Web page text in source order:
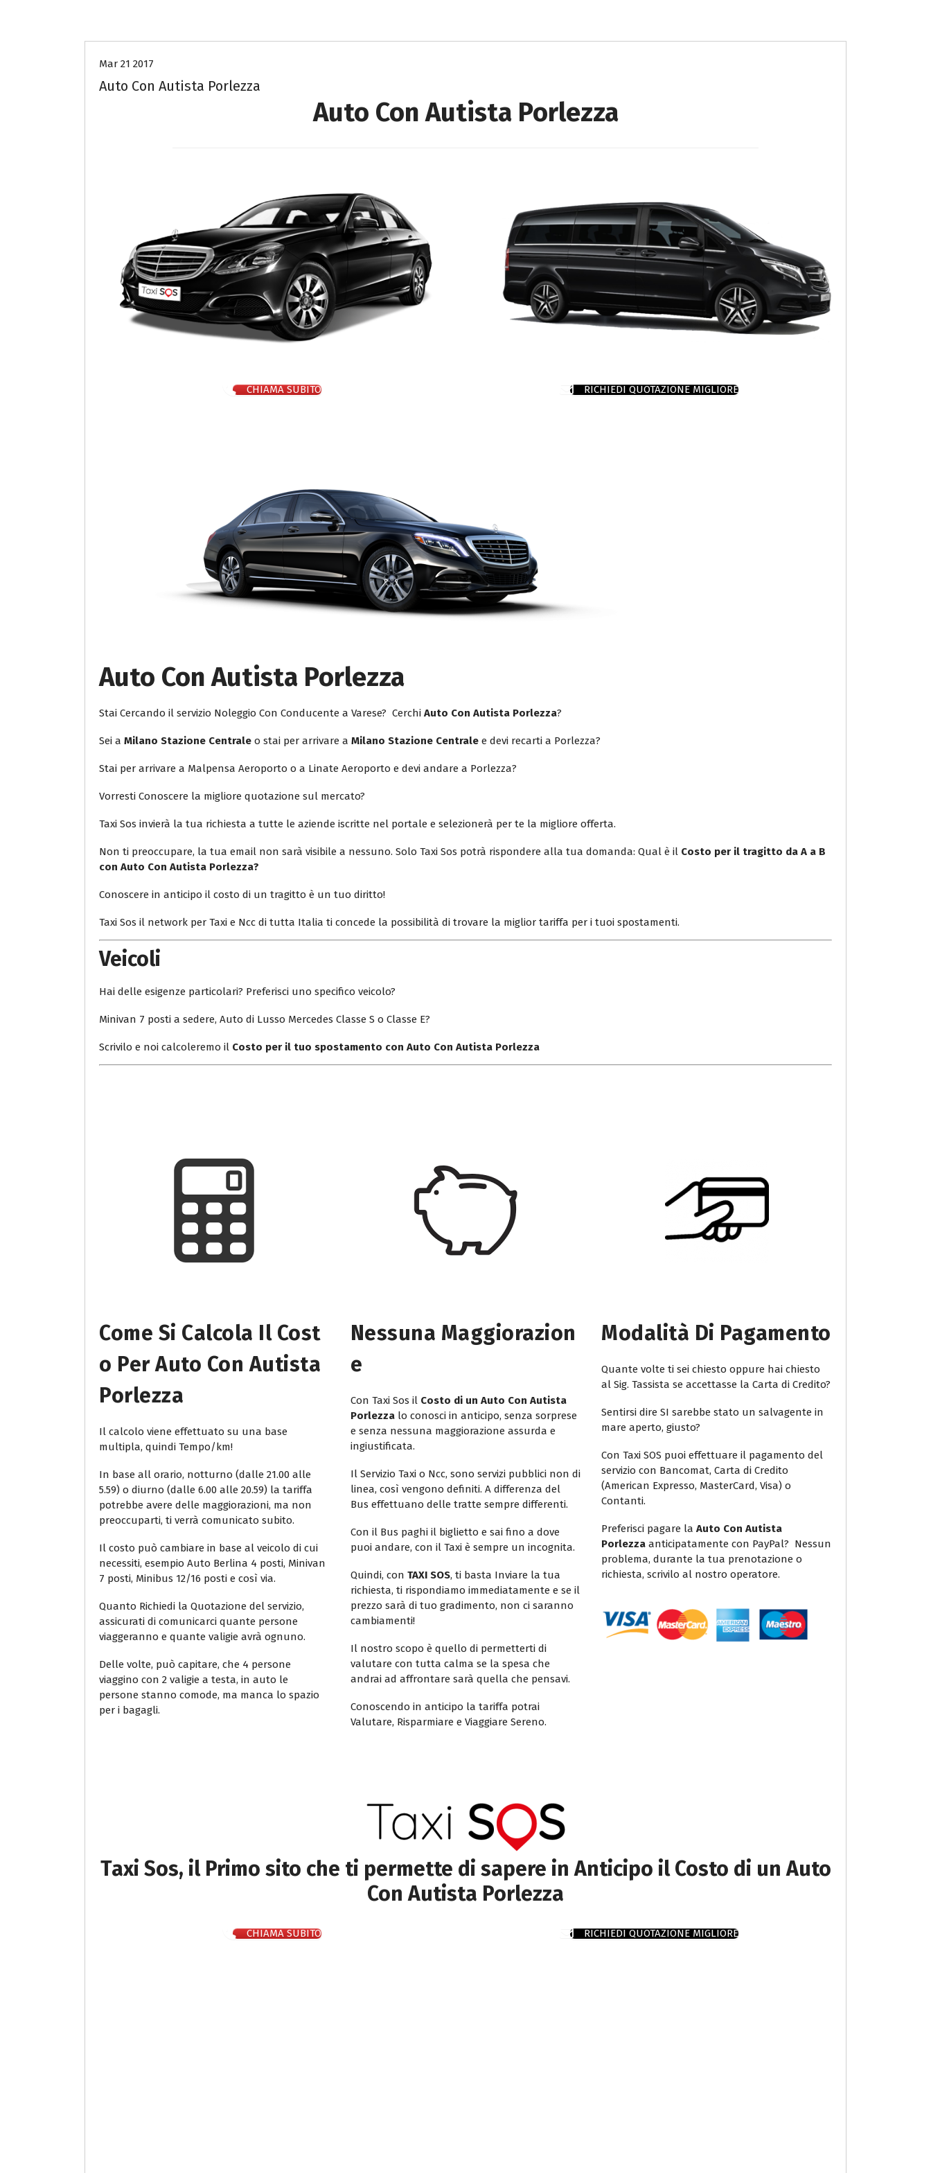
Mar 21 2017
Auto Con Autista Porlezza
Auto Con Autista Porlezza
CHIAMA SUBITO RICHIEDI QUOTAZIONE MIGLIORE
Auto Con Autista Porlezza
Stai Cercando il servizio Noleggio Con Conducente a Varese? Cerchi Auto Con Autista Porlezza?
Sei a Milano Stazione Centrale o stai per arrivare a Milano Stazione Centrale e devi recarti a Porlezza?
Stai per arrivare a Malpensa Aeroporto o a Linate Aeroporto e devi andare a Porlezza?
Vorresti Conoscere la migliore quotazione sul mercato?
Taxi Sos invierà la tua richiesta a tutte le aziende iscritte nel portale e selezionerà per te la migliore offerta.
Non ti preoccupare, la tua email non sarà visibile a nessuno. Solo Taxi Sos potrà rispondere alla tua domanda: Qual è il Costo per il tragitto da A a B
con Auto Con Autista Porlezza?
Conoscere in anticipo il costo di un tragitto è un tuo diritto!
Taxi Sos il network per Taxi e Ncc di tutta Italia ti concede la possibilità di trovare la miglior tariffa per i tuoi spostamenti.
Veicoli
Hai delle esigenze particolari? Preferisci uno specifico veicolo?
Minivan 7 posti a sedere, Auto di Lusso Mercedes Classe S o Classe E?
Scrivilo e noi calcoleremo il Costo per il tuo spostamento con Auto Con Autista Porlezza
Come Si Calcola Il Cost
O Per Auto Con Autista
Porlezza
Il calcolo viene effettuato su una base
multipla, quindi Tempo/km!
In base all orario, notturno (dalle 21.00 alle
5.59) o diurno (dalle 6.00 alle 20.59) la tariffa
potrebbe avere delle maggiorazioni, ma non
preoccuparti, ti verrà comunicato subito.
Il costo può cambiare in base al veicolo di cui
necessiti, esempio Auto Berlina 4 posti, Minivan
7 posti, Minibus 12/16 posti e così via.
Quanto Richiedi la Quotazione del servizio,
assicurati di comunicarci quante persone
viaggeranno e quante valigie avrà ognuno.
Delle volte, può capitare, che 4 persone
viaggino con 2 valigie a testa, in auto le
persone stanno comode, ma manca lo spazio
per i bagagli.
Nessuna Maggiorazion
E
Con Taxi Sos il Costo di un Auto Con Autista
Porlezzalo conosci in anticipo, senza sorprese
e senza nessuna maggiorazione assurda e
ingiustificata.
Il Servizio Taxi o Ncc, sono servizi pubblici non di
linea, così vengono definiti. A differenza del
Bus effettuano delle tratte sempre differenti.
Con il Bus paghi il biglietto e sai fino a dove
puoi andare, con il Taxi è sempre un incognita.
Quindi, con TAXI SOS, ti basta Inviare la tua
richiesta, ti rispondiamo immediatamente e se il
prezzo sarà di tuo gradimento, non ci saranno
cambiamenti!
Il nostro scopo è quello di permetterti di
valutare con tutta calma se la spesa che
andrai ad affrontare sarà quella che pensavi.
Conoscendo in anticipo la tariffa potrai
Valutare, Risparmiare e Viaggiare Sereno.
Modalità Di Pagamento
Quante volte ti sei chiesto oppure hai chiesto
al Sig. Tassista se accettasse la Carta di Credito?
Sentirsi dire SI sarebbe stato un salvagente in
mare aperto, giusto?
Con Taxi SOS puoi effettuare il pagamento del
servizio con Bancomat, Carta di Credito
(American Expresso, MasterCard, Visa) o
Contanti.
Preferisci pagare laAuto Con Autista
Porlezza anticipatamente con PayPal? Nessun
problema, durante la tua prenotazione o
richiesta, scrivilo al nostro operatore.
Taxi Sos, il Primo sito che ti permette di sapere in Anticipo il Costo di un Auto
Con Autista Porlezza
CHIAMA SUBITO RICHIEDI QUOTAZIONE MIGLIORE